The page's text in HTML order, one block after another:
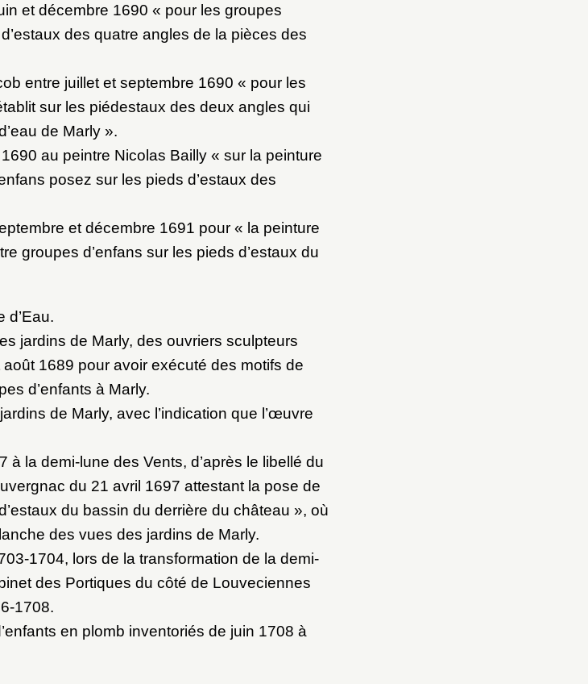
et décembre 1690 « pour les groupes
des quatre angles de la pièces des
entre juillet et septembre 1690 « pour les
sur les piédestaux des deux angles qui
de Marly ».
au peintre Nicolas Bailly « sur la peinture
posez sur les pieds d’estaux des
et décembre 1691 pour « la peinture
groupes d’enfans sur les pieds d’estaux du
d’Eau.
jardins de Marly, des ouvriers sculpteurs
1689 pour avoir exécuté des motifs de
d’enfants à Marly.
de Marly, avec l’indication que l’œuvre
à la demi-lune des Vents, d’après le libellé du
du 21 avril 1697 attestant la pose de
du bassin du derrière du château », où
des vues des jardins de Marly.
1704, lors de la transformation de la demi-
des Portiques du côté de Louveciennes
1708.
en plomb inventoriés de juin 1708 à